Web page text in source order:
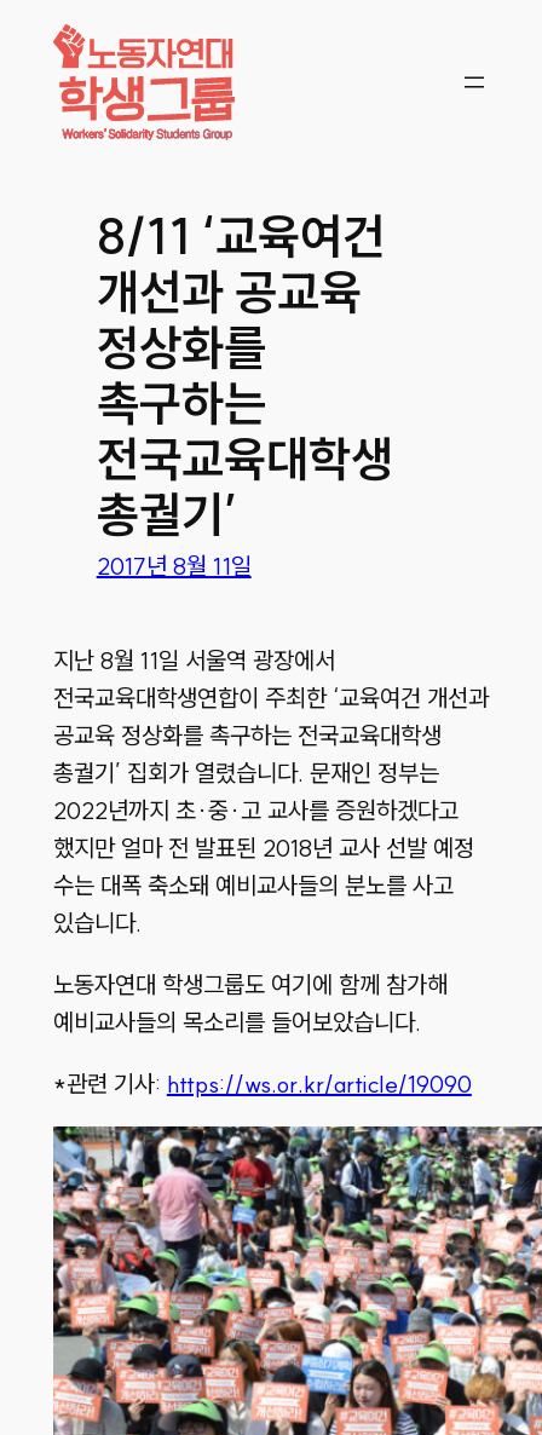
콘텐츠로
바로가기
8/11 ‘교육여건
개선과 공교육
정상화를
촉구하는
전국교육대학생
총궐기’
2017년 8월 11일
지난 8월 11일 서울역 광장에서
전국교육대학생연합이 주최한 ‘교육여건 개선과
공교육 정상화를 촉구하는 전국교육대학생
총궐기’ 집회가 열렸습니다. 문재인 정부는
2022년까지 초·중·고 교사를 증원하겠다고
했지만 얼마 전 발표된 2018년 교사 선발 예정
수는 대폭 축소돼 예비교사들의 분노를 사고
있습니다.
노동자연대 학생그룹도 여기에 함께 참가해
예비교사들의 목소리를 들어보았습니다.
*관련 기사: https://ws.or.kr/article/19090